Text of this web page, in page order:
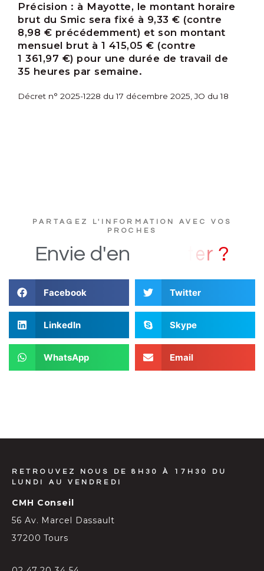
Précision : à Mayotte, le montant horaire
brut du Smic sera fixé à 9,33 € (contre
8,98 € précédemment) et son montant
mensuel brut à 1 415,05 € (contre
1 361,97 €) pour une durée de travail de
35 heures par semaine.
Décret n° 2025-1228 du 17 décembre 2025, JO du 18
PARTAGEZ L'INFORMATION AVEC VOS
PROCHES
Envie d'en r ?
Facebook Twitter
LinkedIn Skype
WhatsApp Email
RETROUVEZ NOUS DE 8H30 À 17H30 DU
LUNDI AU VENDREDI
CMH Conseil
56 Av. Marcel Dassault
37200 Tours